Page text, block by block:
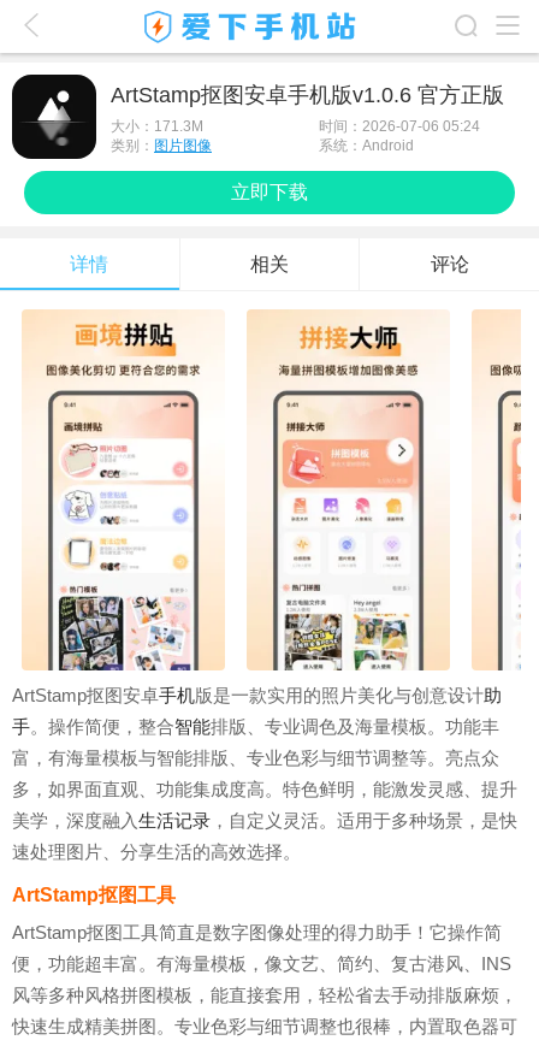
应用排行榜
最新游戏
最新应用
手机使用
游戏攻略
ArtStamp抠图安卓手机版v1.0.6 官方正版
大小： 171.3M
时间：2026-07-06 05:24
类别： 图片图像 系统：Android
立即下载
详情 相关 评论
ArtStamp抠图安卓手机版是一款实用的照片美化与创意设计助
手。操作简便，整合智能排版、专业调色及海量模板。功能丰
富，有海量模板与智能排版、专业色彩与细节调整等。亮点众
多，如界面直观、功能集成度高。特色鲜明，能激发灵感、提升
美学，深度融入生活记录 ，自定义灵活。适用于多种场景，是快
速处理图片、分享生活的高效选择。
ArtStamp抠图工具
ArtStamp抠图工具简直是数字图像处理的得力助手！它操作简
便，功能超丰富。有海量模板，像文艺、简约、复古港风、INS
风等多种风格拼图模板，能直接套用，轻松省去手动排版麻烦，
快速生成精美拼图。专业色彩与细节调整也很棒，内置取色器可